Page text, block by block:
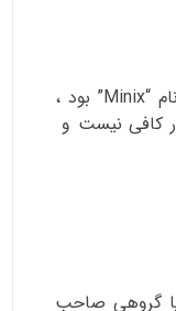
هنگامی که لینوس توروالدز در حال مطالعه در دانشگاه هلسینکی بود، او در حال استفاده از یک نسخه از سیستم عامل یونیکس به نام “Minix” بود ،
کافی نیست و
گروهی صاحب